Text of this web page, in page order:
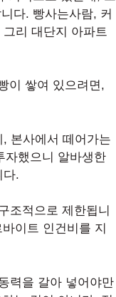
다. 빵사는사람, 커
리 대단지 아파트
이 쌓여 있으려면,
본사에서 떼어가는
자했으니 알바생한
다.
조적으로 제한됩니
이트 인건비를 지
력을 갈아 넣어야만